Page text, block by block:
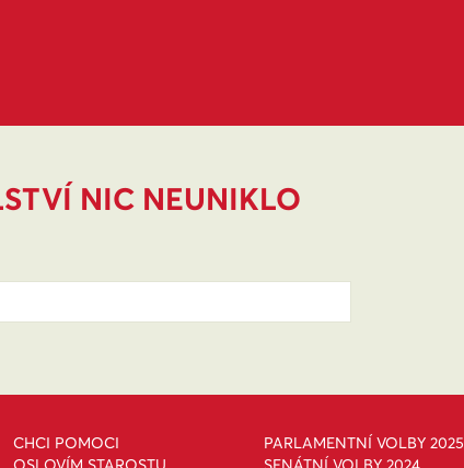
NIC NEUNIKLO
CHCI POMOCI
PARLAMENTNÍ VOLBY 2025